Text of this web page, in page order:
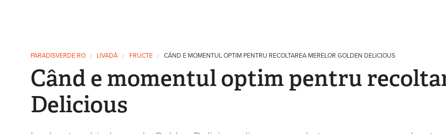
Eşti aici
PARADISVERDE.RO LIVADĂ FRUCTE CÂND E MOMENTUL OPTIM PENTRU RECOLTAREA MERELOR GOLDEN DELICIOUS
Când e momentul optim pentru
Delicious